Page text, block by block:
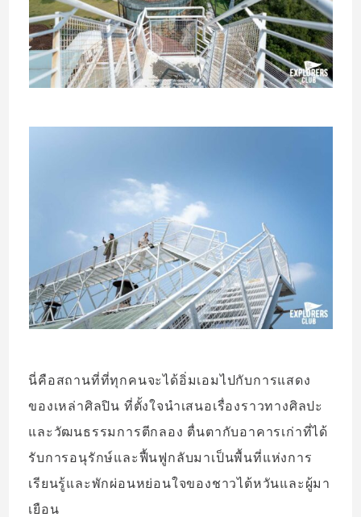
นี่คือสถานที่ที่ทุกคนจะได้อิ่มเอมไปกับการแสดง
ของเหล่าศิลปิน ที่ตั้งใจนำเสนอเรื่องราวทางศิลปะ
และวัฒนธรรมการตีกลอง ตื่นตากับอาคารเก่าที่ได้
รับการอนุรักษ์และฟื้นฟูกลับมาเป็นพื้นที่แห่งการ
เรียนรู้และพักผ่อนหย่อนใจของชาวไต้หวันและผู้มา
เยือน